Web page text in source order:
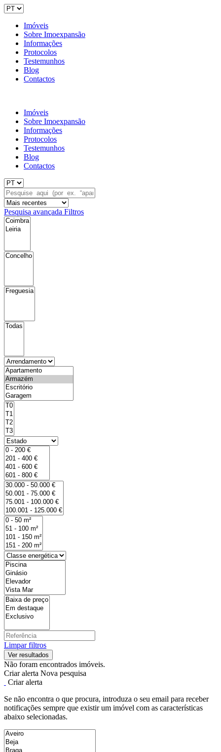
Imóveis
Sobre Imoexpansão
Informações
Protocolos
Testemunhos
Blog
Contactos
Imóveis
Sobre Imoexpansão
Informações
Protocolos
Testemunhos
Blog
Contactos
Pesquisa avançada Filtros
Limpar filtros
Não foram encontrados imóveis.
Criar alerta Nova pesquisa
Criar alerta
Se não encontra o que procura, introduza o seu email para receber
notificações sempre que existir um imóvel com as características
abaixo selecionadas.